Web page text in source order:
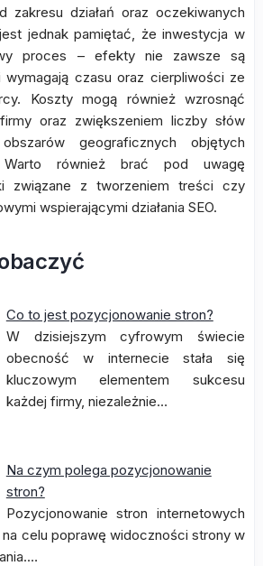
zakresu działań oraz oczekiwanych
jednak pamiętać, że inwestycja w
proces – efekty nie zawsze są
czasu oraz cierpliwości ze
Koszty mogą również wzrosnąć
oraz zwiększeniem liczby słów
geograficznych objętych
Warto również brać pod uwagę
związane z tworzeniem treści czy
wspierającymi działania SEO.
Co to jest pozycjonowanie stron?
W dzisiejszym cyfrowym świecie
obecność w internecie stała się
kluczowym elementem sukcesu
każdej firmy, niezależnie…
Na czym polega pozycjonowanie
stron?
Pozycjonowanie stron internetowych
celu poprawę widoczności strony w